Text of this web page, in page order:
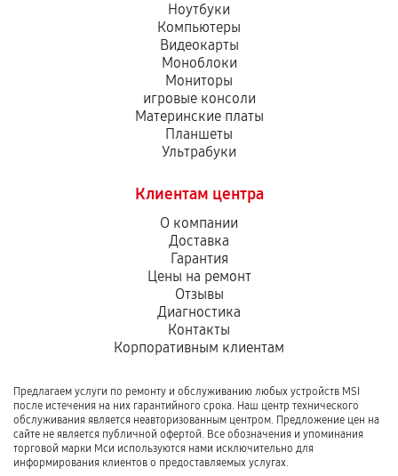
Ноутбуки
Компьютеры
Видеокарты
Моноблоки
Мониторы
игровые консоли
Материнские платы
Планшеты
Ультрабуки
Клиентам центра
О компании
Доставка
Гарантия
Цены на ремонт
Отзывы
Диагностика
Контакты
Корпоративным клиентам
Предлагаем услуги по ремонту и обслуживанию любых устройств MSI
после истечения на них гарантийного срока. Наш центр технического
обслуживания является неавторизованным центром. Предложение цен на
сайте не является публичной офертой. Все обозначения и упоминания
торговой марки Мси используются нами исключительно для
информирования клиентов о предоставляемых услугах.